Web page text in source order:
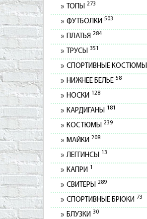
ТОПЫ 273
ФУТБОЛКИ 503
ПЛАТЬЯ 284
ТРУСЫ 351
СПОРТИВНЫЕ КОСТЮМЫ
НИЖНЕЕ БЕЛЬЕ 58
НОСКИ 128
КАРДИГАНЫ 181
КОСТЮМЫ 239
МАЙКИ 208
ЛЕГГИНСЫ 13
КАПРИ 1
СВИТЕРЫ 289
СПОРТИВНЫЕ БРЮКИ 73
БЛУЗКИ 30